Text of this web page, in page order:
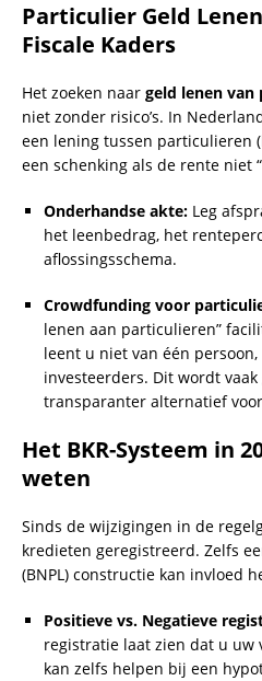
Particulier Geld
Fiscale Kaders
Het zoeken naar geld lenen
niet zonder risico’s. In
een lening tussen particulieren
een schenking als de rente niet
Onderhandse akte: Leg
het leenbedrag, het
aflossingsschema.
Crowdfunding voor
lenen aan particulieren”
leent u niet van één
investeerders. Dit wordt vaak
transparanter alternatief
Het BKR-Systeem in
weten
Sinds de wijzigingen in de
kredieten geregistreerd. Zelfs
(BNPL) constructie kan invloed
Positieve vs. Negatieve
registratie laat zien dat u
kan zelfs helpen bij een